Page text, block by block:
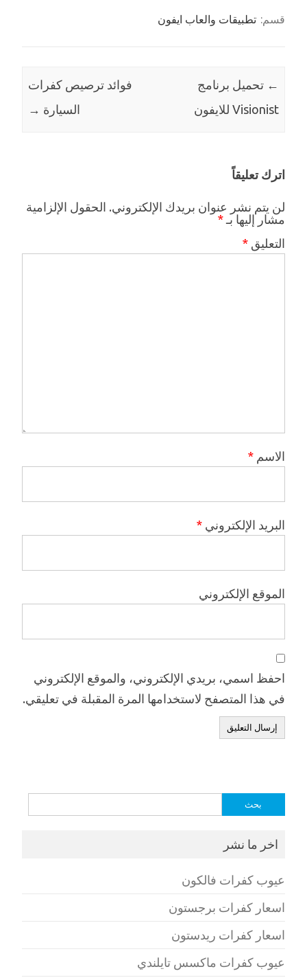
قسم: تطبيقات والعاب ايفون
← تحميل برنامج
Visionist للايفون
فوائد ترصيص كفرات
السيارة →
اترك تعليقاً
لن يتم نشر عنوان بريدك الإلكتروني. الحقول الإلزامية
مشار إليها بـ *
التعليق *
الاسم *
البريد الإلكتروني *
الموقع الإلكتروني
احفظ اسمي، بريدي الإلكتروني، والموقع الإلكتروني
في هذا المتصفح لاستخدامها المرة المقبلة في تعليقي.
البحث
اخر ما نشر
عيوب كفرات فالكون
اسعار كفرات برجستون
اسعار كفرات ريدستون
عيوب كفرات ماكسس تايلندي